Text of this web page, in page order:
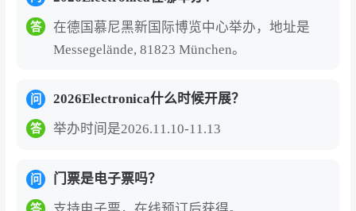
参展价值
全球电子行业旗舰平台：始创于1964年，每两年
件专业博览会，被誉为德国慕尼黑的“城市名片”。
2024年展会汇聚来自59个国家及地区的3480家参
个国家及地区的80000名专业观众，54%为国际
观众。
答
在德国慕尼黑新国际博览中心举办，地址是
Messegelände, 81823 München。
问 2026Electronica什么时候开展？
答 举办时间是2026.11.10-11.13
问 门票是电子票吗？